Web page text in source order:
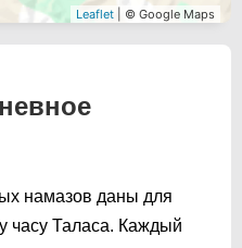
Leaflet | © Google Maps
намазов даны для
часу Таласа. Каждый